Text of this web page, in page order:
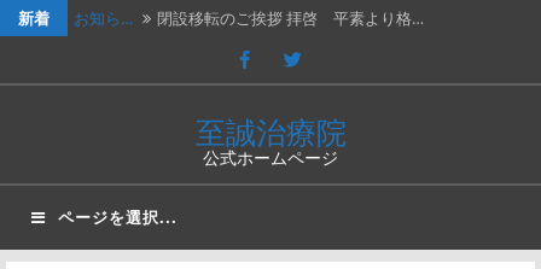
新着 お知ら… 閉設移転のご挨拶 拝啓 平素より格…
202４年３月２日（土）は臨時休診…
2023年７月１５日（土）は臨時休…
2023年2月25日（土）、202…
新年の…
至誠治療院
公式ホームページ
ページを選択...